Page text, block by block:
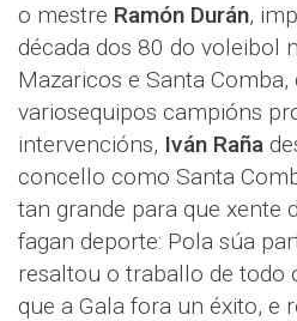
o mestre Ramón Durán,
década dos 80 do voleibol
Mazaricos e Santa
variosequipos campións
intervencións, Iván Raña
concello como Santa
tan grande para que xente
fagan deporte: Pola súa
resaltou o traballo de todo
que a Gala fora un éxito, e